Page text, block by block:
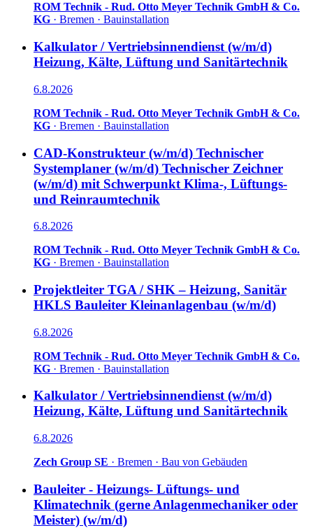
ROM Technik - Rud. Otto Meyer Technik GmbH & Co.
KG · Bremen · Bauinstallation
Kalkulator / Vertriebsinnendienst (w/m/d)
Heizung, Kälte, Lüftung und Sanitärtechnik
6.8.2026
ROM Technik - Rud. Otto Meyer Technik GmbH & Co.
KG · Bremen · Bauinstallation
CAD-Konstrukteur (w/m/d) Technischer
Systemplaner (w/m/d) Technischer Zeichner
(w/m/d) mit Schwerpunkt Klima-, Lüftungs-
und Reinraumtechnik
6.8.2026
ROM Technik - Rud. Otto Meyer Technik GmbH & Co.
KG · Bremen · Bauinstallation
Projektleiter TGA / SHK – Heizung, Sanitär
HKLS Bauleiter Kleinanlagenbau (w/m/d)
6.8.2026
ROM Technik - Rud. Otto Meyer Technik GmbH & Co.
KG · Bremen · Bauinstallation
Kalkulator / Vertriebsinnendienst (w/m/d)
Heizung, Kälte, Lüftung und Sanitärtechnik
6.8.2026
Zech Group SE · Bremen · Bau von Gebäuden
Bauleiter - Heizungs- Lüftungs- und
Klimatechnik (gerne Anlagenmechaniker oder
Meister) (w/m/d)